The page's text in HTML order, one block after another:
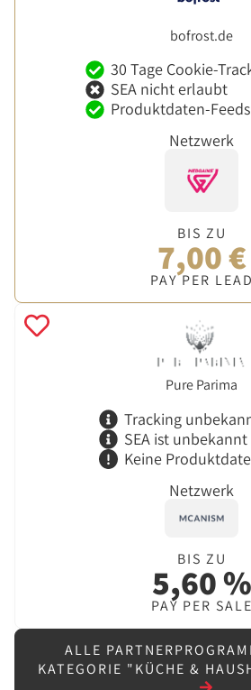
bofrost.de
30 Tage Cookie-
SEA nicht erlaubt
Produktdaten-
Netzwerk
BIS ZU
7,00 €
PAY PER LEAD
Pure Parima
Tracking
SEA ist unbekannt
Keine
Netzwerk
BIS ZU
5,60 %
PAY PER SALE
ALLE
KATEGORIE "KÜCHE &